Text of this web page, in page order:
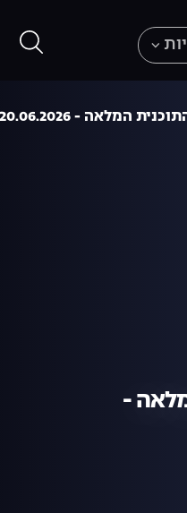
המלאה - 20.06.2026
-